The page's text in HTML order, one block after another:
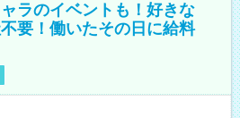
ラのイベントも！好きな
要！働いたその日に給料